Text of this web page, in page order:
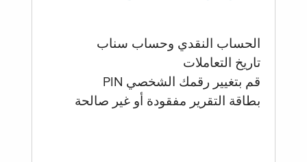
الحساب النقدي وحساب سناب
تاريخ التعاملات
قم بتغيير رقمك الشخصي PIN
بطاقة التقرير مفقودة أو غير صالحة